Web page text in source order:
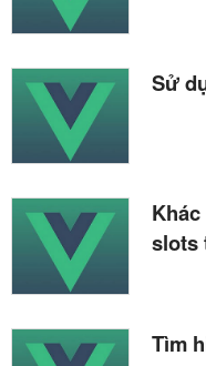
Sử
slots
Tìm